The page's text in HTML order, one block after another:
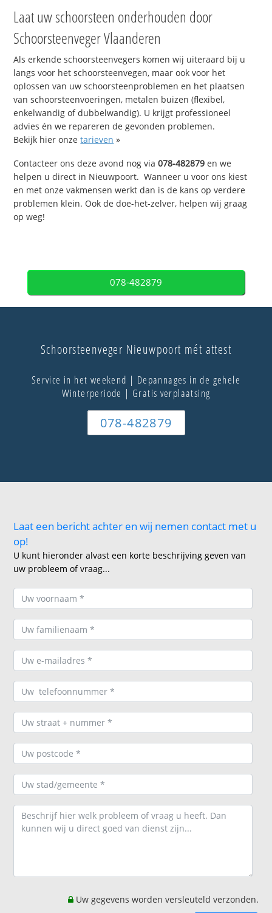
Laat uw schoorsteen onderhouden door
Schoorsteenveger Vlaanderen
Als erkende schoorsteenvegers komen wij uiteraard bij u
langs voor het schoorsteenvegen, maar ook voor het
oplossen van uw schoorsteenproblemen en het plaatsen
van schoorsteenvoeringen, metalen buizen (flexibel,
enkelwandig of dubbelwandig). U krijgt professioneel
advies én we repareren de gevonden problemen.
Bekijk hier onzetarieven »
Contacteer ons deze avond nog via078-482879 en we
helpen u direct in Nieuwpoort. Wanneer u voor ons kiest
en met onze vakmensen werkt dan is de kans op verdere
problemen klein. Ook de doe-het-zelver, helpen wij graag
op weg!
078-482879
Schoorsteenveger Nieuwpoort mét attest
Service in het weekend | Depannages in de gehele
Winterperiode | Gratis verplaatsing
078-482879
Laat een bericht achter en wij nemen contact met u
op!
U kunt hieronder alvast een korte beschrijving geven van
uw probleem of vraag...
Uw gegevens worden versleuteld verzonden.